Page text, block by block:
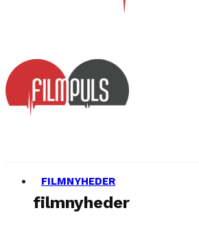
FILMNYHEDER
filmnyheder